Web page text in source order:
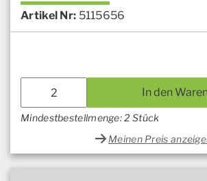
Artikel Nr: 5115656
In den
Mindestbestellmenge: 2 Stück
Meinen Preis